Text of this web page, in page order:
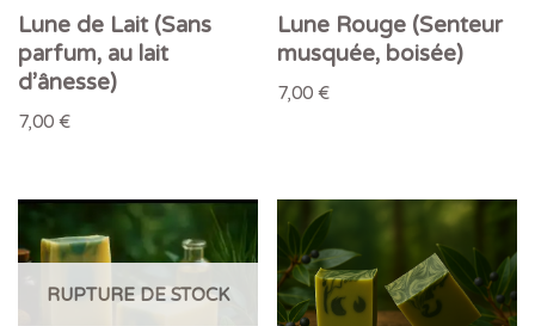
Lune de Lait (Sans
parfum, au lait
d’ânesse)
7,00 €
Lune Rouge (Senteur
musquée, boisée)
7,00€
RUPTURE DE STOCK